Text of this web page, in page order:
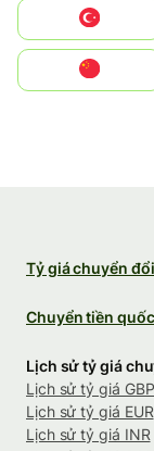
United States
中國香港特別行政區
Tỷ giá chuyển
Chuyển tiền
Lịch sử tỷ giá
Lịch sử tỷ giá GBP
Lịch sử tỷ giá EUR
Lịch sử tỷ giá INR